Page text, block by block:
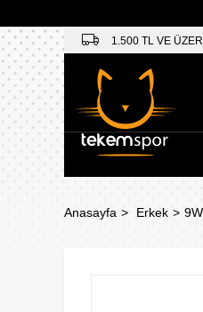
1.500 TL VE
Anasayfa Erkek